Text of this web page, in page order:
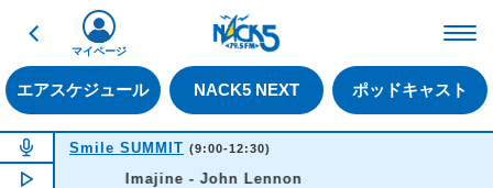
戻る
エアスケジュール NACK5 NEXT ポッドキャスト
マイページ
NOW ON AIR
Smile SUMMIT (9:00-12:30)
NOW PLAYING10:52
Imajine - John Lennon